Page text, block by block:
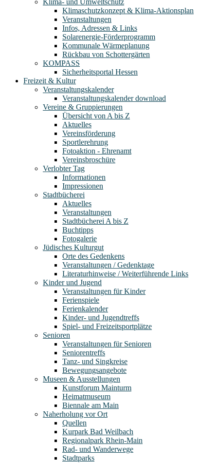
Klima- und Umweltschutz
Klimaschutzkonzept & Klima-Aktionsplan
Veranstaltungen
Infos, Adressen & Links
Solarenergie-Förderprogramm
Kommunale Wärmeplanung
Rückbau von Schottergärten
KOMPASS
Sicherheitsportal Hessen
Freizeit & Kultur
Veranstaltungskalender
Veranstaltungskalender download
Vereine & Gruppierungen
Übersicht von A bis Z
Aktuelles
Vereinsförderung
Sportlerehrung
Fotoaktion - Ehrenamt
Vereinsbroschüre
Verlobter Tag
Informationen
Impressionen
Stadtbücherei
Aktuelles
Veranstaltungen
Stadtbücherei A bis Z
Buchtipps
Fotogalerie
Jüdisches Kulturgut
Orte des Gedenkens
Veranstaltungen / Gedenktage
Literaturhinweise / Weiterführende Links
Kinder und Jugend
Veranstaltungen für Kinder
Ferienspiele
Ferienkalender
Kinder- und Jugendtreffs
Spiel- und Freizeitsportplätze
Senioren
Veranstaltungen für Senioren
Seniorentreffs
Tanz- und Singkreise
Bewegungsangebote
Museen & Ausstellungen
Kunstforum Mainturm
Heimatmuseum
Biennale am Main
Naherholung vor Ort
Quellen
Kurpark Bad Weilbach
Regionalpark Rhein-Main
Rad- und Wanderwege
Stadtparks